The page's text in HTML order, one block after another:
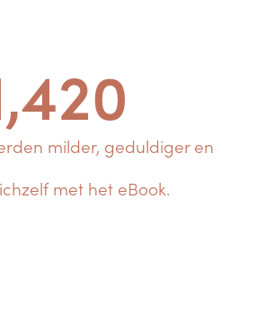
milder, geduldiger en
met het eBook.